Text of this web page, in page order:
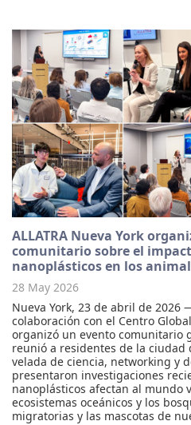
ALLATRA Nueva York
comunitario sobre el
nanoplásticos en los
28 May 2026
Nueva York, 23 de abril de 2026
colaboración con el Centro
organizó un evento comunitario
reunió a residentes de la ciudad
velada de ciencia, networking y
presentaron investigaciones
nanoplásticos afectan al mundo
ecosistemas oceánicos y los
migratorias y las mascotas de